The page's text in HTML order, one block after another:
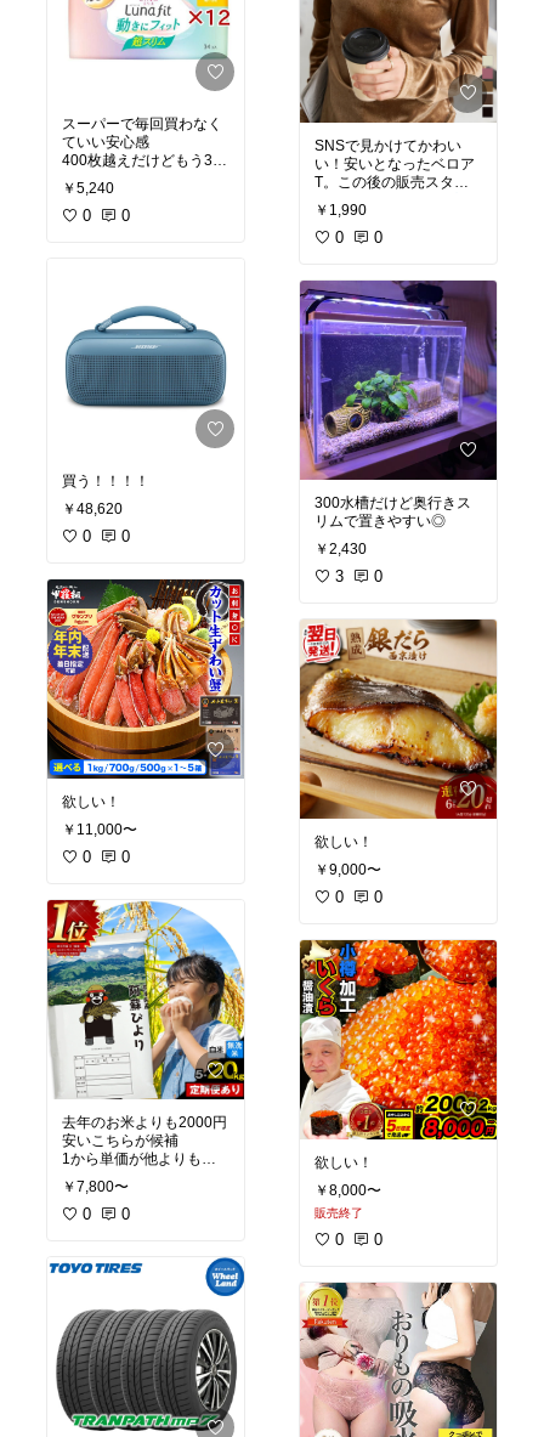
スーパーで毎回買わなく
ていい安心感
400枚越えだけどもう3回
もリピ
￥5,240
0 0
買う！！！！
￥48,620
0 0
欲しい！
￥11,000〜
0 0
去年のお米よりも2000円
安いこちらが候補
1から単価が他よりも安
い！
￥7,800〜
0 0
SNSで見かけてかわい
い！安いとなったベロア
T。この後の販売スター
プラ #楽ちんファッショ
ン #ワンマイルウェア
￥1,990
0 0
300水槽だけど奥行きス
リムで置きやすい◎
￥2,430
3 0
欲しい！
￥9,000〜
0 0
欲しい！
￥8,000〜
販売終了
0 0